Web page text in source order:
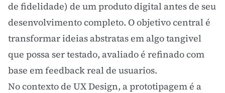
de fidelidade) de um produto digital antes de seu
desenvolvimento completo. O objetivo central é
transformar ideias abstratas em algo tangivel
que possa ser testado, avaliado é refinado com
base em feedback real de usuarios.
No contexto de UX Design, a prototipagem é a